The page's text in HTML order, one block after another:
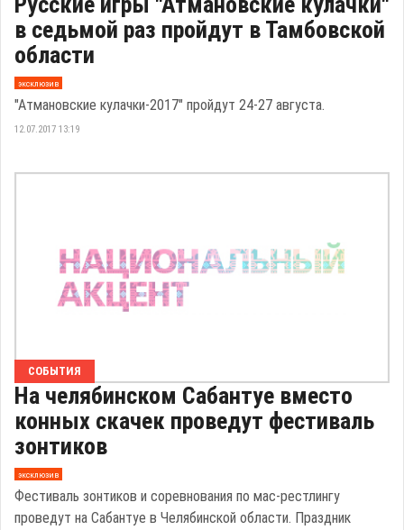
в седьмой раз пройдут в Тамбовской
области
эксклюзив
"Атмановские кулачки-2017" пройдут 24-27 августа.
12.07.2017 13:19
СОБЫТИЯ
На челябинском Сабантуе вместо
конных скачек проведут фестиваль
зонтиков
эксклюзив
Фестиваль зонтиков и соревнования по мас-рестлингу
проведут на Сабантуе в Челябинской области. Праздник